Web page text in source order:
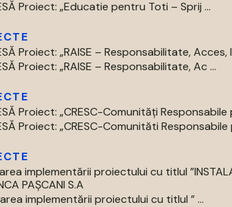
Proiect: „Educatie pentru Toti – Sprij ...
Proiect: „RAISE – Responsabilitate,
Proiect: „RAISE – Responsabilitate, Ac ...
Proiect: „CRESC-Comunități
Proiect: „CRESC-Comunităti Responsabile
implementării proiectului cu titlul
PAȘCANI S.A
implementării proiectului cu titlul ” ...